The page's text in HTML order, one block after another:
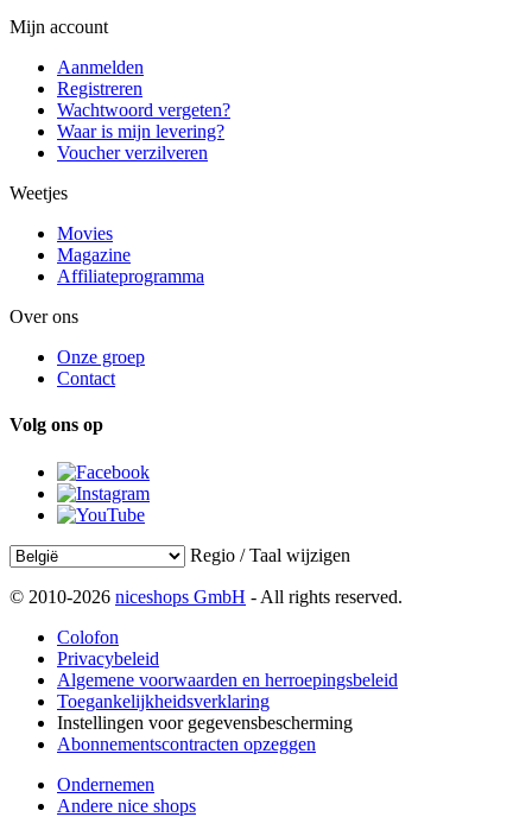
Mijn account
Aanmelden
Registreren
Wachtwoord vergeten?
Waar is mijn levering?
Voucher verzilveren
Weetjes
Movies
Magazine
Affiliateprogramma
Over ons
Onze groep
Contact
Volg ons op
Regio / Taal wijzigen
© 2010-2026 niceshops GmbH - All rights reserved.
Colofon
Privacybeleid
Algemene voorwaarden en herroepingsbeleid
Toegankelijkheidsverklaring
Instellingen voor gegevensbescherming
Abonnementscontracten opzeggen
Ondernemen
Andere nice shops